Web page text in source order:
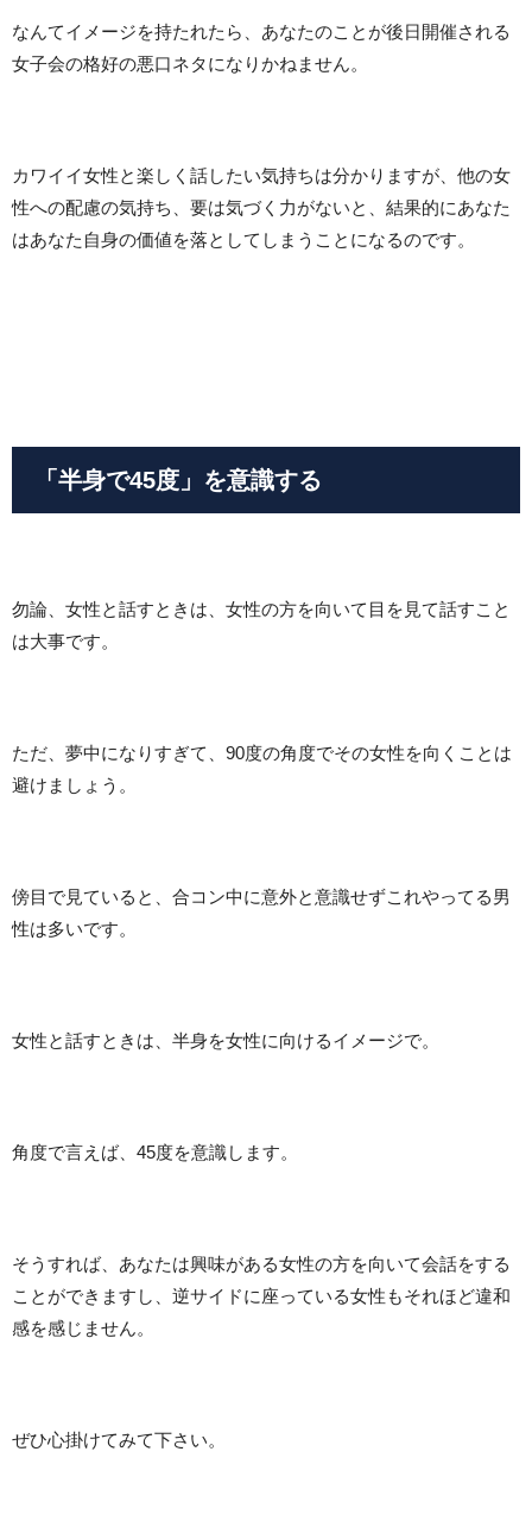
なんてイメージを持たれたら、あなたのことが後日開催される
女子会の格好の悪口ネタになりかねません。
カワイイ女性と楽しく話したい気持ちは分かりますが、他の女
性への配慮の気持ち、要は気づく力がないと、結果的にあなた
はあなた自身の価値を落としてしまうことになるのです。
「半身で45度」を意識する
勿論、女性と話すときは、女性の方を向いて目を見て話すこと
は大事です。
ただ、夢中になりすぎて、90度の角度でその女性を向くことは
避けましょう。
傍目で見ていると、合コン中に意外と意識せずこれやってる男
性は多いです。
女性と話すときは、半身を女性に向けるイメージで。
角度で言えば、45度を意識します。
そうすれば、あなたは興味がある女性の方を向いて会話をする
ことができますし、逆サイドに座っている女性もそれほど違和
感を感じません。
ぜひ心掛けてみて下さい。